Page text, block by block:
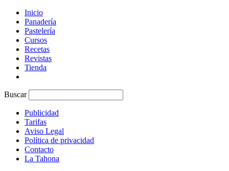
Inicio
Panadería
Pastelería
Cursos
Recetas
Revistas
Tienda
Buscar
Publicidad
Tarifas
Aviso Legal
Política de privacidad
Contacto
La Tahona